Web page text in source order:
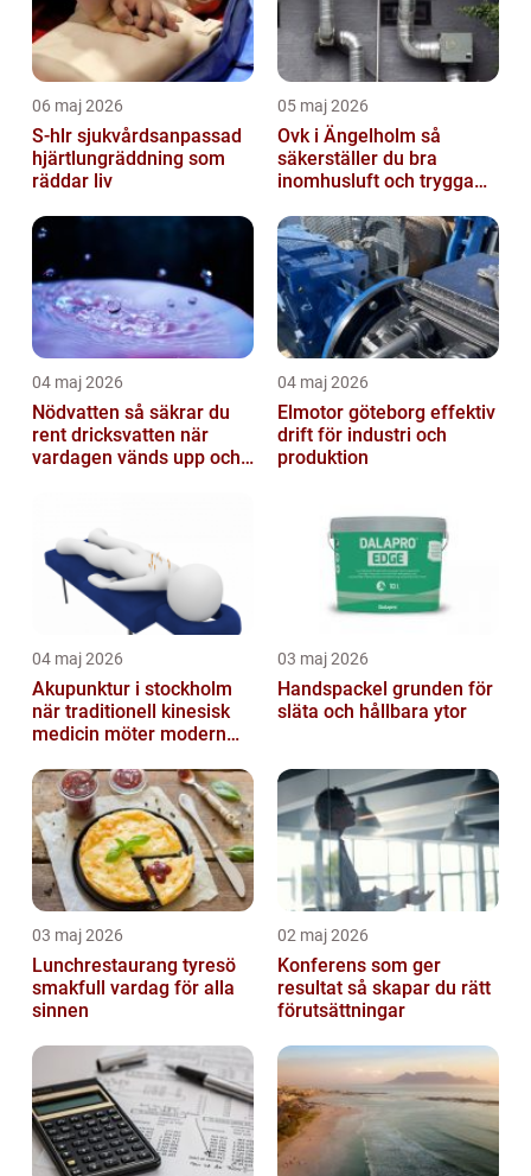
06 maj 2026
S-hlr sjukvårdsanpassad
hjärtlungräddning som
räddar liv
05 maj 2026
Ovk i Ängelholm så
säkerställer du bra
inomhusluft och trygga
04 maj 2026
Nödvatten så säkrar du
rent dricksvatten när
vardagen vänds upp och
04 maj 2026
Elmotor göteborg effektiv
drift för industri och
produktion
04 maj 2026
Akupunktur i stockholm
när traditionell kinesisk
medicin möter modern
03 maj 2026
Handspackel grunden för
släta och hållbara ytor
03 maj 2026
Lunchrestaurang tyresö
smakfull vardag för alla
sinnen
02 maj 2026
Konferens som ger
resultat så skapar du rätt
förutsättningar